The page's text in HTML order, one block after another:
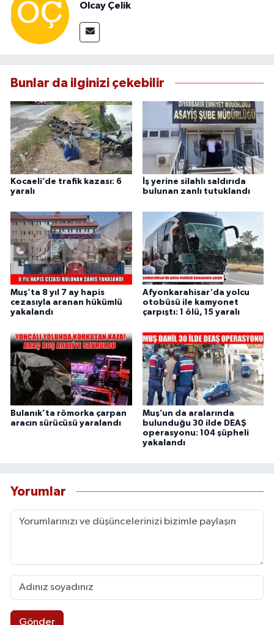
Olcay Çelik
Bunlar da ilginizi çekebilir
Kocaeli’de trafik kazası: 6
yaralı
İş yerine silahlı saldırıda
bulunan zanlı tutuklandı
Muş’ta 8 yıl 7 ay hapis
cezasıyla aranan hükümlü
yakalandı
Afyonkarahisar'da yolcu
otobüsü ile kamyonet
çarpıştı: 1 ölü, 15 yaralı
Bulanık’ta römorka çarpan
aracın sürücüsü yaralandı
Muş’un da aralarında
bulunduğu 30 ilde DEAŞ
operasyonu: 104 şüpheli
yakalandı
Yorumlar
Gönder